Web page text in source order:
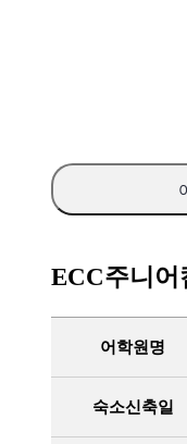
ECC주니어
어학원명
숙소신축일